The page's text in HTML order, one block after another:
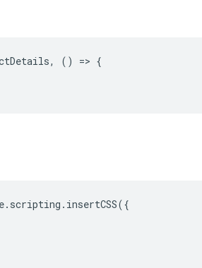
, () => {
. scripting . insertCSS({